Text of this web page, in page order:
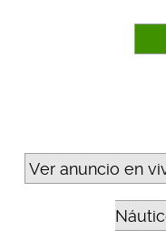
Ver anuncio en